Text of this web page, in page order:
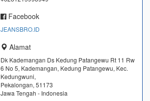
Facebook
JEANSBRO.ID
Alamat
Dk Kademangan Ds Kedung Patangewu Rt 11 Rw
6 No 5, Kademangan, Kedung Patangewu, Kec.
Kedungwuni,
Pekalongan, 51173
Jawa Tengah - Indonesia